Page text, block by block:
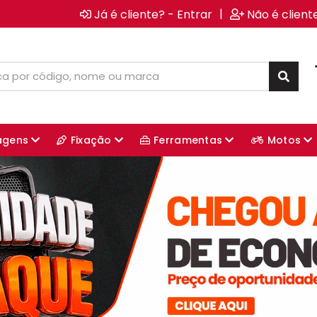
Já é cliente? - Entrar | Não é
Fixação Ferramentas Motos